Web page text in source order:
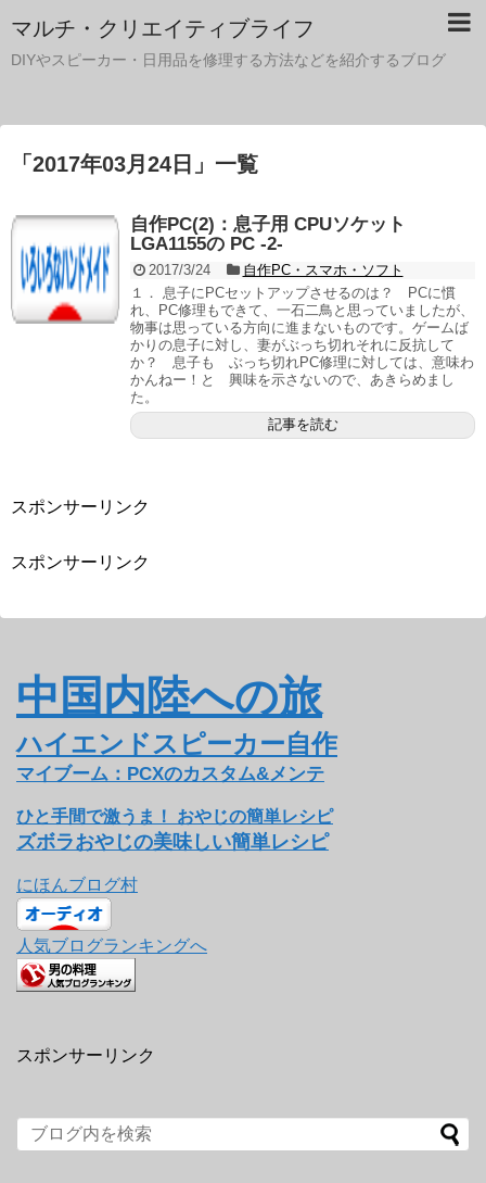
マルチ・クリエイティブライフ
DIYやスピーカー・日用品を修理する方法などを紹介するブログ
「 2017年03月24日 」 一覧
自作PC(2)：息子用 CPUソケット
LGA1155の PC -2-
2017/3/24
自作PC・スマホ・ソフト
１． 息子にPCセットアップさせるのは？ PCに慣
れ、PC修理もできて、一石二鳥と思っていましたが、
物事は思っている方向に進まないものです。ゲームば
かりの息子に対し、妻がぶっち切れそれに反抗して
か？ 息子も ぶっち切れPC修理に対しては、意味わ
かんねー！と 興味を示さないので、あきらめまし
た。
記事を読む
スポンサーリンク
スポンサーリンク
中国内陸への旅
ハイエンドスピーカー自作
マイブーム：PCXのカスタム&メンテ
ひと手間で激うま！ おやじの簡単レシピ
ズボラおやじの美味しい簡単レシピ
にほんブログ村
人気ブログランキングへ
スポンサーリンク